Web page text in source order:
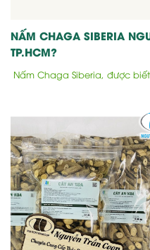
NẤM CHAGA SIBERIA
TP.HCM?
Nấm Chaga Siberia, được